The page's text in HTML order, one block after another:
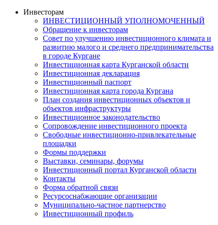
Инвесторам
ИНВЕСТИЦИОННЫЙ УПОЛНОМОЧЕННЫЙ
Обращение к инвесторам
Совет по улучшению инвестиционного климата и
развитию малого и среднего предпринимательства
в городе Кургане
Инвестиционная карта Курганской области
Инвестиционная декларация
Инвестиционный паспорт
Инвестиционная карта города Кургана
План создания инвестиционных объектов и
объектов инфраструктуры
Инвестиционное законодательство
Сопровождение инвестиционного проекта
Свободные инвестиционно-привлекательные
площадки
Формы поддержки
Выставки, семинары, форумы
Инвестиционный портал Курганской области
Контакты
Форма обратной связи
Ресурсоснабжающие организации
Муниципально-частное партнерство
Инвестиционный профиль